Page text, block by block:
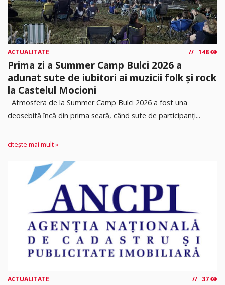
ACTUALITATE 148
Prima zi a Summer Camp Bulci 2026 a
adunat sute de iubitori ai muzicii folk și rock
la Castelul Mocioni
Atmosfera de la Summer Camp Bulci 2026 a fost una
deosebită încă din prima seară, când sute de participanți...
citește mai mult »
ACTUALITATE 37